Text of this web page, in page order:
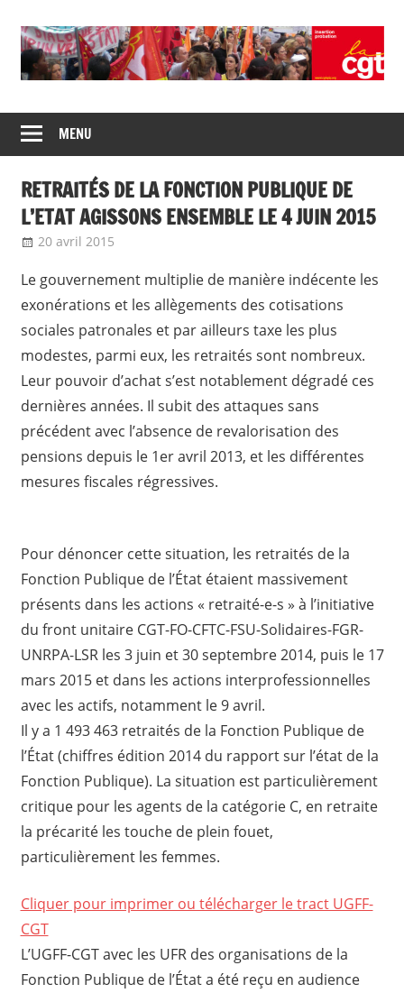
content
CGT
insertion
probation
de
syndicats
CGT
insertion
probation
MENU
RETRAITÉS DE LA FONCTION PUBLIQUE DE
L’ETAT AGISSONS ENSEMBLE LE 4 JUIN 2015
20 avril 2015
Le gouvernement multiplie de manière indécente les
exonérations et les allègements des cotisations
sociales patronales et par ailleurs taxe les plus
modestes, parmi eux, les retraités sont nombreux.
Leur pouvoir d’achat s’est notablement dégradé ces
dernières années. Il subit des attaques sans
précédent avec l’absence de revalorisation des
pensions depuis le 1er avril 2013, et les différentes
mesures fiscales régressives.
Pour dénoncer cette situation, les retraités de la
Fonction Publique de l’État étaient massivement
présents dans les actions « retraité-e-s » à l’initiative
du front unitaire CGT-FO-CFTC-FSU-Solidaires-FGR-
UNRPA-LSR les 3 juin et 30 septembre 2014, puis le 17
mars 2015 et dans les actions interprofessionnelles
avec les actifs, notamment le 9 avril.
Il y a 1 493 463 retraités de la Fonction Publique de
l’État (chiffres édition 2014 du rapport sur l’état de la
Fonction Publique). La situation est particulièrement
critique pour les agents de la catégorie C, en retraite
la précarité les touche de plein fouet,
particulièrement les femmes.
Cliquer pour imprimer ou télécharger le tract UGFF-
CGT
L’UGFF-CGT avec les UFR des organisations de la
Fonction Publique de l’État a été reçu en audience